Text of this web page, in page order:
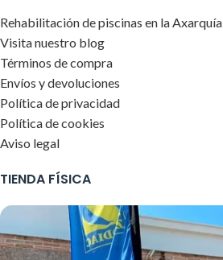
Rehabilitación de piscinas en la Axarquía
Visita nuestro blog
Términos de compra
Envíos y devoluciones
Política de privacidad
Política de cookies
Aviso legal
TIENDA FÍSICA